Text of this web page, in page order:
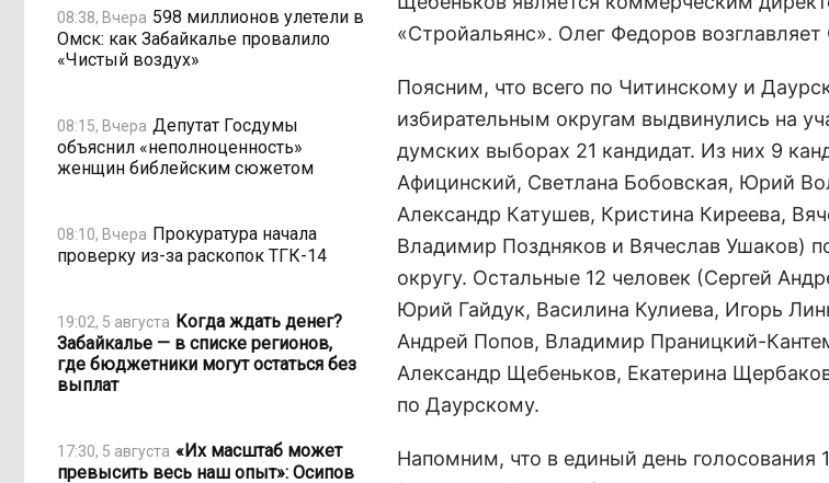
08:38, Вчера 598 миллионов улетели в
Омск: как Забайкалье провалило
«Чистый воздух»
08:15, Вчера Депутат Госдумы
объяснил «неполноценность»
женщин библейским сюжетом
08:10, Вчера Прокуратура начала
проверку из-за раскопок ТГК-14
19:02, 5 августа Когда ждать денег?
Забайкалье — в списке регионов,
где бюджетники могут остаться без
выплат
17:30, 5 августа «Их масштаб может
превысить весь наш опыт»: Осипов
«Стройальянс». Олег Федоров
Поясним, что всего по Читинскому и
избирательным округам выдвинулись на
думских выборах 21 кандидат. Из них 9
Афицинский, Светлана Бобовская, Юрий
Александр Катушев, Кристина Киреева,
Владимир Поздняков и Вячеслав Ушаков)
округу. Остальные 12 человек (Сергей
Юрий Гайдук, Василина Кулиева, Игорь
Андрей Попов, Владимир Праницкий-
Александр Щебеньков, Екатерина
по Даурскому.
Напомним, что в единый день голосования